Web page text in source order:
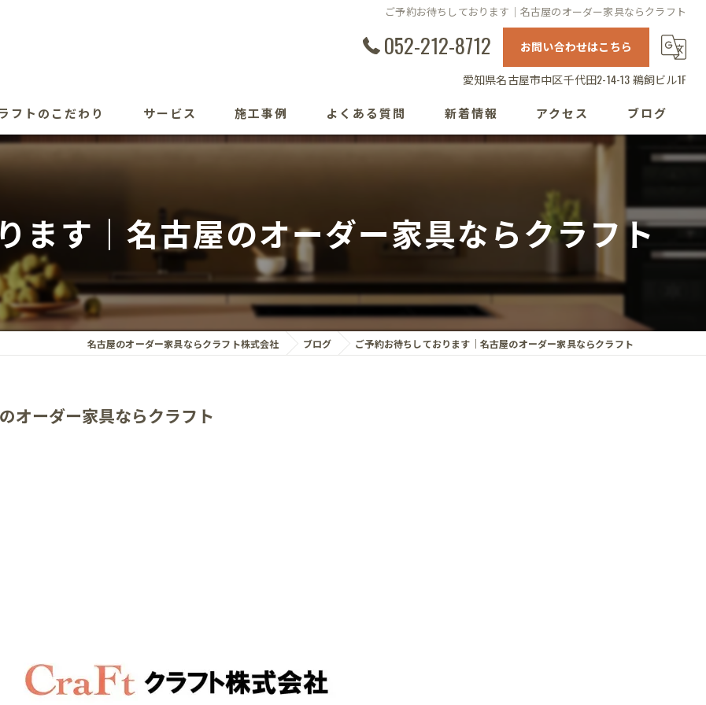
ご予約お待ちしております｜名古屋のオーダー家具ならクラフト
052-212-8712
お問い合わせはこちら
愛知県名古屋市中区千代田2-14-13 鵜飼ビル1F
フトのこだわり サービス 施工事例 よくある質問 新着情報 アクセス ブログ
ます｜名古屋のオーダー家具ならクラフト
名古屋のオーダー家具ならクラフト株式会社 ブログ ご予約お待ちしております｜名古屋のオーダー家具ならクラフト
オーダー家具ならクラフト